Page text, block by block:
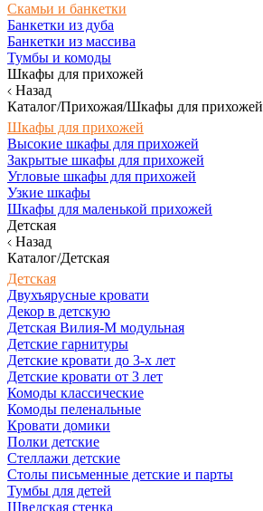
Скамьи и банкетки
Банкетки из дуба
Банкетки из массива
Тумбы и комоды
Шкафы для прихожей
Назад
Каталог/Прихожая/Шкафы для прихожей
Шкафы для прихожей
Высокие шкафы для прихожей
Закрытые шкафы для прихожей
Угловые шкафы для прихожей
Узкие шкафы
Шкафы для маленькой прихожей
Детская
Назад
Каталог/Детская
Детская
Двухъярусные кровати
Декор в детскую
Детская Вилия-М модульная
Детские гарнитуры
Детские кровати до 3-х лет
Детские кровати от 3 лет
Комоды классические
Комоды пеленальные
Кровати домики
Полки детские
Стеллажи детские
Столы письменные детские и парты
Тумбы для детей
Шведская стенка